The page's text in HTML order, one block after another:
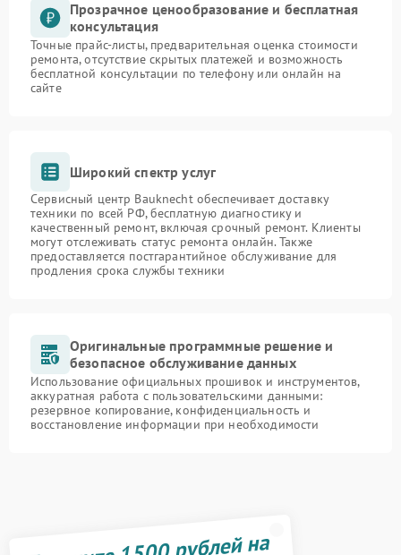
Прозрачное ценообразование и бесплатная
консультация
Точные прайс-листы, предварительная оценка стоимости
ремонта, отсутствие скрытых платежей и возможность
бесплатной консультации по телефону или онлайн на
сайте
Широкий спектр услуг
Сервисный центр Bauknecht обеспечивает доставку
техники по всей РФ, бесплатную диагностику и
качественный ремонт, включая срочный ремонт. Клиенты
могут отслеживать статус ремонта онлайн. Также
предоставляется постгарантийное обслуживание для
продления срока службы техники
Оригинальные программные решение и
безопасное обслуживание данных
Использование официальных прошивок и инструментов,
аккуратная работа с пользовательскими данными:
резервное копирование, конфиденциальность и
восстановление информации при необходимости